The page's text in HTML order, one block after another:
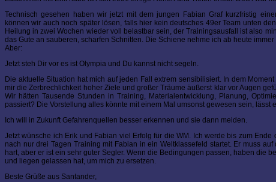
Technisch gesehen haben wir jetzt mit dem jungen Fabian Graf kurzfristig
können wir auch noch später lösen, falls hier kein deutsches 49er Team unten
Heilung in zwei Wochen wieder voll belastbar sein, der Trainingsausfall ist also
das Gute an sauberen, scharfen Schnitten. Die Schiene nehme ich ab heute
Aber:
Jetzt steh Dir vor es ist Olympia und Du kannst nicht segeln.
Die aktuelle Situation hat mich auf jeden Fall extrem sensibilisiert. In dem
mir die Zerbrechlichkeit hoher Ziele und großer Träume äußerst klar vor Augen
Wir hätten Tausende Stunden in Training, Materialentwicklung, Planung,
passiert? Die Vorstellung alles könnte mit einem Mal umsonst gewesen sein, lässt
Ich will in Zukunft Gefahrenquellen besser erkennen und sie dann meiden.
Jetzt wünsche ich Erik und Fabian viel Erfolg für die WM. Ich werde bis zum
nach nur drei Tagen Training mit Fabian in ein Weltklassefeld startet. Er muss
hart, aber er ist ein sehr guter Segler. Wenn die Bedingungen passen, haben die
und liegen gelassen hat, um mich zu ersetzen.
Beste Grüße aus Santander,